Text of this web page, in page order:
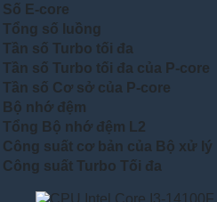
Số E-core
Tổng số luồng
Tần số Turbo tối đa
Tần số Turbo tối đa của P-core
Tần số Cơ sở của P-core
Bộ nhớ đệm
Tổng Bộ nhớ đệm L2
Công suất cơ bản của Bộ xử lý
Công suất Turbo Tối đa